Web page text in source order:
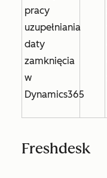
pracy
uzupełniania
daty
zamknięcia
w
Dynamics365
Freshdesk